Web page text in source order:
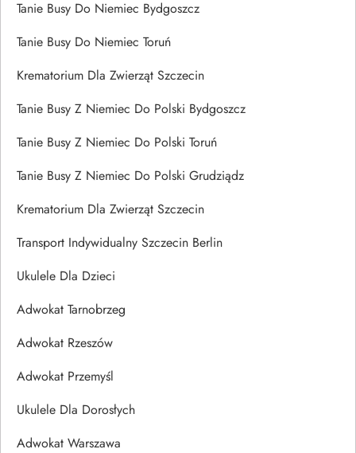
Tanie Busy Do Niemiec Bydgoszcz
Tanie Busy Do Niemiec Toruń
Krematorium Dla Zwierząt Szczecin
Tanie Busy Z Niemiec Do Polski Bydgoszcz
Tanie Busy Z Niemiec Do Polski Toruń
Tanie Busy Z Niemiec Do Polski Grudziądz
Krematorium Dla Zwierząt Szczecin
Transport Indywidualny Szczecin Berlin
Ukulele Dla Dzieci
Adwokat Tarnobrzeg
Adwokat Rzeszów
Adwokat Przemyśl
Ukulele Dla Dorosłych
Adwokat Warszawa